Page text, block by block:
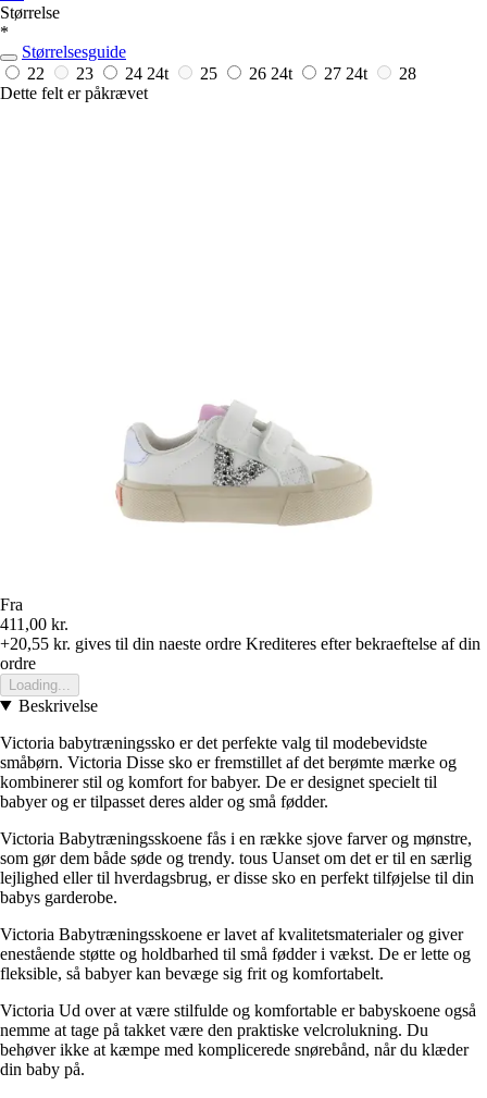
Størrelse
*
Størrelsesguide
22
23 24 24t 25 26 24t 27 24t
28
Dette felt er påkrævet
Fra
411,00 kr.
+20,55 kr. gives til din naeste ordre Krediteres efter bekraeftelse af din
ordre
Loading...
Beskrivelse
Victoria babytræningssko er det perfekte valg til modebevidste
småbørn. Victoria Disse sko er fremstillet af det berømte mærke og
kombinerer stil og komfort for babyer. De er designet specielt til
babyer og er tilpasset deres alder og små fødder.
Victoria Babytræningsskoene fås i en række sjove farver og mønstre,
som gør dem både søde og trendy. tous Uanset om det er til en særlig
lejlighed eller til hverdagsbrug, er disse sko en perfekt tilføjelse til din
babys garderobe.
Victoria Babytræningsskoene er lavet af kvalitetsmaterialer og giver
enestående støtte og holdbarhed til små fødder i vækst. De er lette og
fleksible, så babyer kan bevæge sig frit og komfortabelt.
Victoria Ud over at være stilfulde og komfortable er babyskoene også
nemme at tage på takket være den praktiske velcrolukning. Du
behøver ikke at kæmpe med komplicerede snørebånd, når du klæder
din baby på.